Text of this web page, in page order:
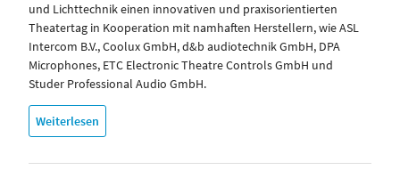
und Lichttechnik einen innovativen und praxisorientierten
Theatertag in Kooperation mit namhaften Herstellern, wie ASL
Intercom B.V., Coolux GmbH, d&b audiotechnik GmbH, DPA
Microphones, ETC Electronic Theatre Controls GmbH und
Studer Professional Audio GmbH.
Weiterlesen